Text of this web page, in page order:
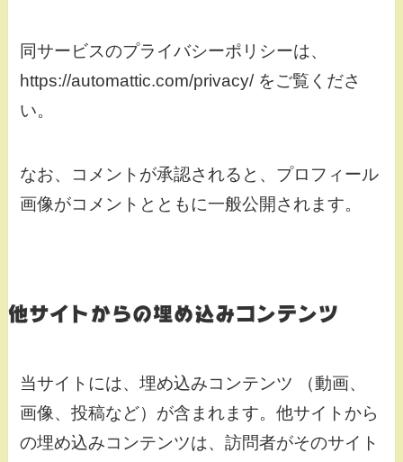
同サービスのプライバシーポリシーは、
https://automattic.com/privacy/ をご覧くださ
い。
なお、コメントが承認されると、プロフィール
画像がコメントとともに一般公開されます。
他サイトからの埋め込みコンテンツ
当サイトには、埋め込みコンテンツ （動画、
画像、投稿など）が含まれます。他サイトから
の埋め込みコンテンツは、訪問者がそのサイト